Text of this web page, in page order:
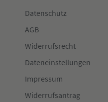
Datenschutz
AGB
Widerrufsrecht
Dateneinstellungen
Impressum
Widerrufsantrag